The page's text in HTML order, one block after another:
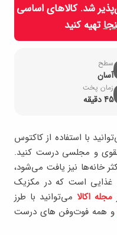
شد. کالاهای اساسی
تهیه کنید
سطح
آسان
زمان پخت
45 دقیقه
با استفاده از کاکتوس
و مجلسی درست کنید.
خانه‌ها نیز یافت می‌شود،
غذایی است که در مکزیک
مجله اکالا می‌توانید با طرز
و همه فوت‌وفن‌ های درست